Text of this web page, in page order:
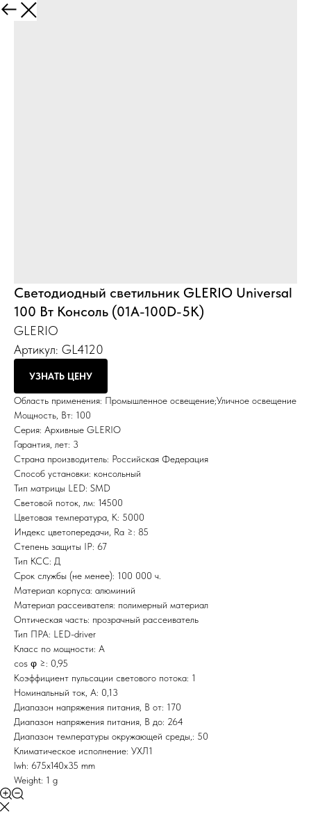
Назад
Светодиодный светильник GLERIO Universal
100 Вт Консоль (01A-100D-5K)
GLERIO
Артикул: GL4120
УЗНАТЬ ЦЕНУ
Область применения: Промышленное освещение;Уличное освещение
Мощность, Вт: 100
Серия: Архивные GLERIO
Гарантия, лет: 3
Страна производитель: Российская Федерация
Способ установки: консольный
Тип матрицы LED: SMD
Световой поток, лм: 14500
Цветовая температура, К: 5000
Индекс цветопередачи, Ra ≥: 85
Степень защиты IP: 67
Тип КСС: Д
Срок службы (не менее): 100 000 ч.
Материал корпуса: алюминий
Материал рассеивателя: полимерный материал
Оптическая часть: прозрачный рассеиватель
Тип ПРА: LED-driver
Класс по мощности: A
cos φ ≥: 0,95
Коэффициент пульсации светового потока: 1
Номинальный ток, A: 0,13
Диапазон напряжения питания, В от: 170
Диапазон напряжения питания, В до: 264
Диапазон температуры окружающей среды,: 50
Климатическое исполнение: УХЛ1
lwh: 675x140x35 mm
Weight: 1 g